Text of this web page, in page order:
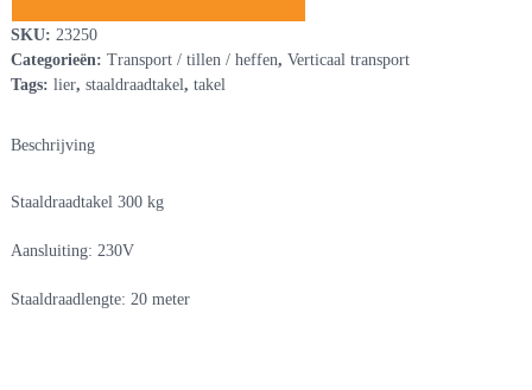
SKU: 23250
Categorieën: Transport / tillen / heffen, Verticaal transport
Tags: lier, staaldraadtakel, takel
Beschrijving
Staaldraadtakel 300 kg
Aansluiting: 230V
Staaldraadlengte: 20 meter